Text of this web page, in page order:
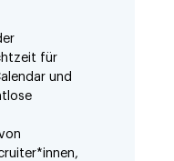
für
und